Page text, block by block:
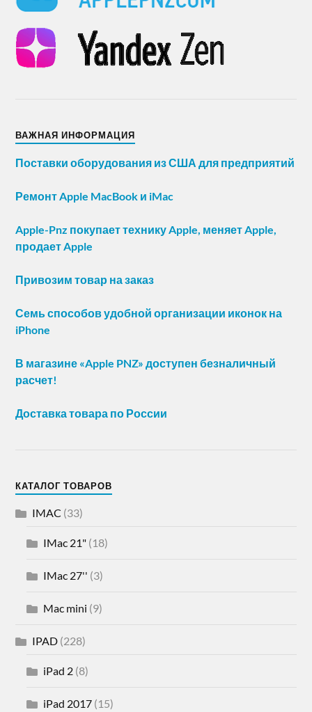
ВАЖНАЯ ИНФОРМАЦИЯ
Поставки оборудования из США для предприятий
Ремонт Apple MacBook и iMac
Apple-Pnz покупает технику Apple, меняет Apple,
продает Apple
Привозим товар на заказ
Семь способов удобной организации иконок на
iPhone
В магазине «Apple PNZ» доступен безналичный
расчет!
Доставка товара по России
КАТАЛОГ ТОВАРОВ
IMAC (33)
IMac 21" (18)
IMac 27'' (3)
Mac mini (9)
IPAD (228)
iPad 2 (8)
iPad 2017 (15)